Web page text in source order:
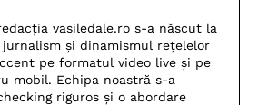
vasiledale.ro s-a născut la
și dinamismul rețelelor
pe formatul video live și pe
mobil. Echipa noastră s-a
riguros și o abordare